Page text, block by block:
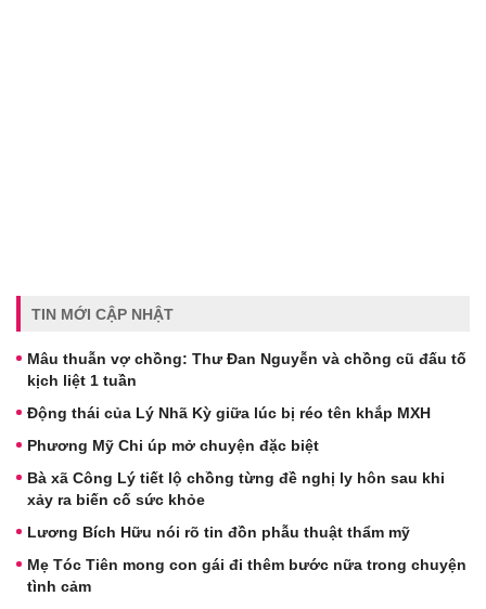
TIN MỚI CẬP NHẬT
Mâu thuẫn vợ chồng: Thư Đan Nguyễn và chồng cũ đấu tố
kịch liệt 1 tuần
Động thái của Lý Nhã Kỳ giữa lúc bị réo tên khắp MXH
Phương Mỹ Chi úp mở chuyện đặc biệt
Bà xã Công Lý tiết lộ chồng từng đề nghị ly hôn sau khi
xảy ra biến cố sức khỏe
Lương Bích Hữu nói rõ tin đồn phẫu thuật thẩm mỹ
Mẹ Tóc Tiên mong con gái đi thêm bước nữa trong chuyện
tình cảm